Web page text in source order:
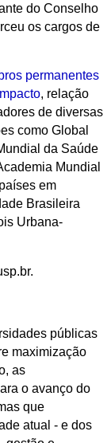
do Conselho
os cargos de
permanentes
, relação
de diversas
como Global
da Saúde
Mundial
em
Brasileira
Urbana-
públicas
maximização
as
o avanço do
que
atual - e dos